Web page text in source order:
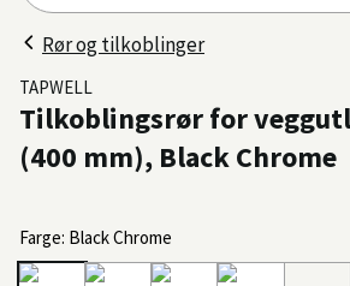
Rør og tilkoblinger
TAPWELL
Tilkoblingsrør for
(400 mm), Black Chrome
Farge: Black Chrome